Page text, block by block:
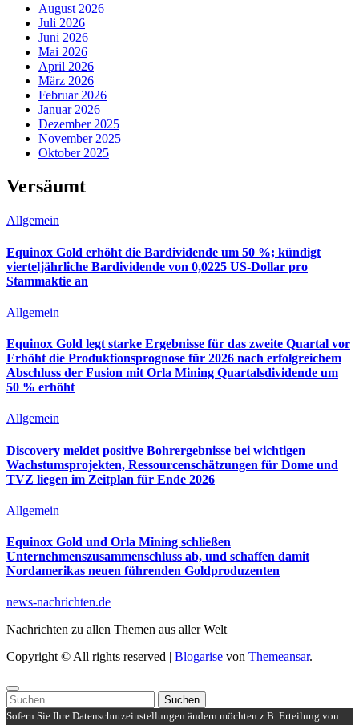
August 2026
Juli 2026
Juni 2026
Mai 2026
April 2026
März 2026
Februar 2026
Januar 2026
Dezember 2025
November 2025
Oktober 2025
Versäumt
Allgemein
Equinox Gold erhöht die Bardividende um 50 %; kündigt
vierteljährliche Bardividende von 0,0225 US-Dollar pro
Stammaktie an
Allgemein
Equinox Gold legt starke Ergebnisse für das zweite Quartal vor
Erhöht die Produktionsprognose für 2026 nach erfolgreichem
Abschluss der Fusion mit Orla Mining Quartalsdividende um
50 % erhöht
Allgemein
Discovery meldet positive Bohrergebnisse bei wichtigen
Wachstumsprojekten, Ressourcenschätzungen für Dome und
TVZ liegen im Zeitplan für Ende 2026
Allgemein
Equinox Gold und Orla Mining schließen
Unternehmenszusammenschluss ab, und schaffen damit
Nordamerikas neuen führenden Goldproduzenten
news-nachrichten.de
Nachrichten zu allen Themen aus aller Welt
Copyright © All rights reserved
Blogarise von Themeansar.
Suchen
nach:
Sofern Sie Ihre Datenschutzeinstellungen ändern möchten z.B. Erteilung von